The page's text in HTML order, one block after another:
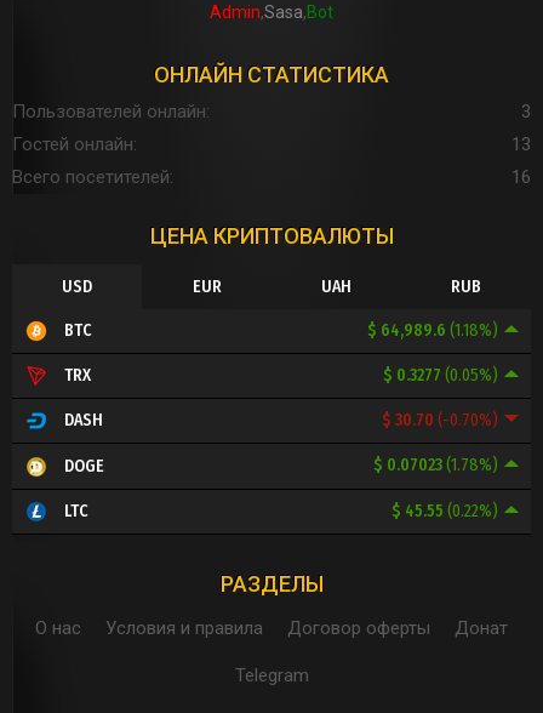
Admin Sasa Bot
ОНЛАЙН СТАТИСТИКА
Пользователей онлайн
3
Гостей онлайн
13
Всего посетителей
16
ЦЕНА КРИПТОВАЛЮТЫ
USD EUR UAH RUB
$ 64,989.6 (1.18%)
BTC
$ 0.3277 (0.05%)
TRX
$ 30.70 (-0.70%)
DASH
$ 0.07023(1.78%)
DOGE
$ 45.55 (0.22%)
LTC
РАЗДЕЛЫ
О нас Условия и правила Договор оферты Донат
Telegram